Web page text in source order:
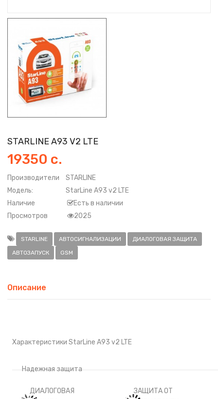
STARLINE A93 V2 LTE
19350 с.
Производители
STARLINE
Модель:
StarLine A93 v2 LTE
Наличие
Есть в наличии
Просмотров
2025
STARLINE АВТОСИГНАЛИЗАЦИИ
ДИАЛОГОВАЯ ЗАЩИТА
АВТОЗАПУСК
GSM
Описание
Характеристики StarLine A93 v2 LTE
Надежная защита
ДИАЛОГОВАЯ
ЗАЩИТА ОТ